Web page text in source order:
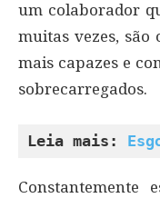
um colaborador
muitas vezes,
mais capazes e
sobrecarregados.
Leia mais:
Constantemente